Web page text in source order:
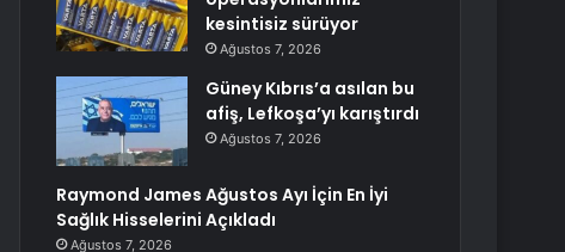
kesintisiz sürüyor
Ağustos 7, 2026
Güney Kıbrıs’a asılan bu
afiş, Lefkoşa’yı karıştırdı
Ağustos 7, 2026
Raymond James Ağustos Ayı İçin En İyi
Sağlık Hisselerini Açıkladı
Ağustos 7, 2026